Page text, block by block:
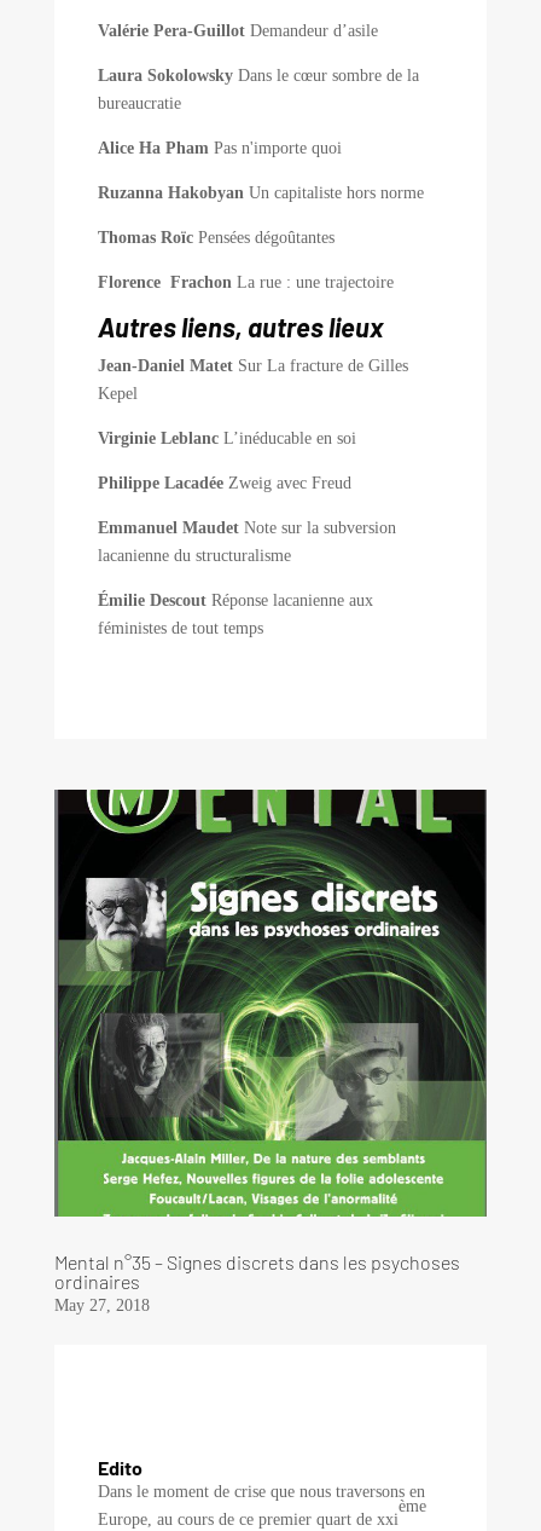
Valérie Pera-GuillotDemandeur d’asile
Laura SokolowskyDans le cœur sombre de la
bureaucratie
Alice Ha PhamPas n'importe quoi
Ruzanna HakobyanUn capitaliste hors norme
Thomas RoïcPensées dégoûtantes
Florence FrachonLa rue : une trajectoire
Autres liens, autres lieux
Jean-Daniel MatetSur La fracture de Gilles
Kepel
Virginie LeblancL’inéducable en soi
Philippe LacadéeZweig avec Freud
Emmanuel MaudetNote sur la subversion
lacanienne du structuralisme
Émilie DescoutRéponse lacanienne aux
féministes de tout temps
Mental n°35 – Signes discrets dans les psychoses
ordinaires
May 27, 2018
Edito
Dans le moment de crise que nous traversons en
Europe, au cours de ce premier quart de xxi
ème